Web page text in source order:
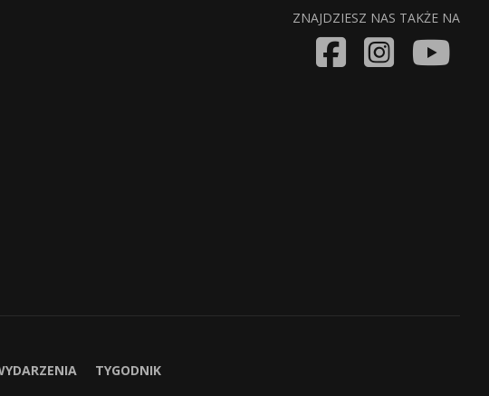
ZNAJDZIESZ NAS TAKŻE NA
TYGODNIK